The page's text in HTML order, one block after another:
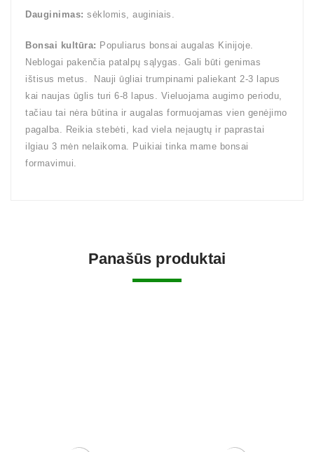
Dauginimas: sėklomis, auginiais.
Bonsai kultūra: Populiarus bonsai augalas Kinijoje.
Neblogai pakenčia patalpų sąlygas. Gali būti genimas
ištisus metus. Nauji ūgliai trumpinami paliekant 2-3 lapus
kai naujas ūglis turi 6-8 lapus. Vieluojama augimo periodu,
tačiau tai nėra būtina ir augalas formuojamas vien genėjimo
pagalba. Reikia stebėti, kad viela neįaugtų ir paprastai
ilgiau 3 mėn nelaikoma. Puikiai tinka mame bonsai
formavimui.
Panašūs produktai